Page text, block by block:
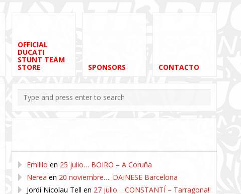
OFFICIAL
DUCATI
STUNT TEAM
STORE SPONSORS CONTACTO
Emililo en 25 julio… BOIRO – A Coruña
Nerea en 20 noviembre…. DAINESE Barcelona
Jordi Nicolau Tell en 27 julio… CONSTANTÍ – Tarragona!!